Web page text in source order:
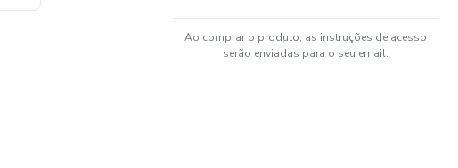
Ao comprar o produto, as instruções de acesso
serão enviadas para o seu email.